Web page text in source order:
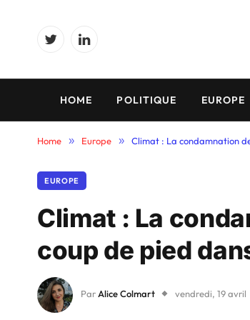
TwitterLinkedIn
HOME POLITIQUE EUROPE
Home » Europe » Climat : La condamnation
EUROPE
Climat : La
coup de pied
Par Alice Colmart vendredi, 19 avril